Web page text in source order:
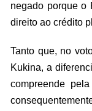
negado porque o
direito ao crédito
Tanto que, no
Kukina, a
compreende